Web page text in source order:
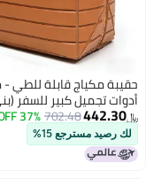
قابلة للطي - منظم
كبير للسفر (بني)
702.48
37% OFF
15%